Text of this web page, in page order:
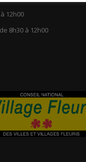
12h00
8h30 à 12h00